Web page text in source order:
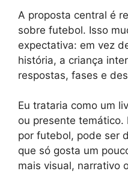
A proposta central é
sobre futebol. Isso
expectativa: em vez
história, a criança
respostas, fases e
Eu trataria como um
ou presente temático.
por futebol, pode ser
que só gosta um
mais visual, narrativo